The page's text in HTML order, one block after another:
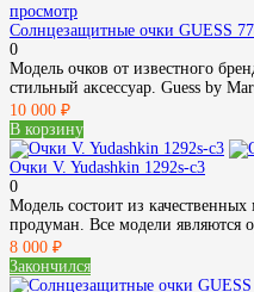
просмотр
Солнцезащитные очки GUESS
0
Модель очков от известного
стильный аксессуар. Guess by
10 000 ₽
В корзину
Очки V. Yudashkin 1292s-c3
0
Модель состоит из
продуман. Все модели являются
8 000 ₽
Закончился